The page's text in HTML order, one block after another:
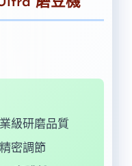
級研磨品質
密調節